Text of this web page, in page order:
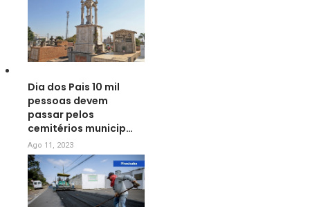
Dia dos Pais 10 mil
pessoas devem
passar pelos
cemitérios municip…
Ago 11, 2023